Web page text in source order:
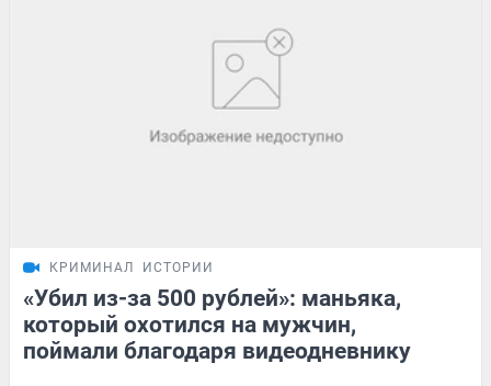
КРИМИНАЛ ИСТОРИИ
«Убил из-за 500 рублей»: маньяка,
который охотился на мужчин,
поймали благодаря видеодневнику